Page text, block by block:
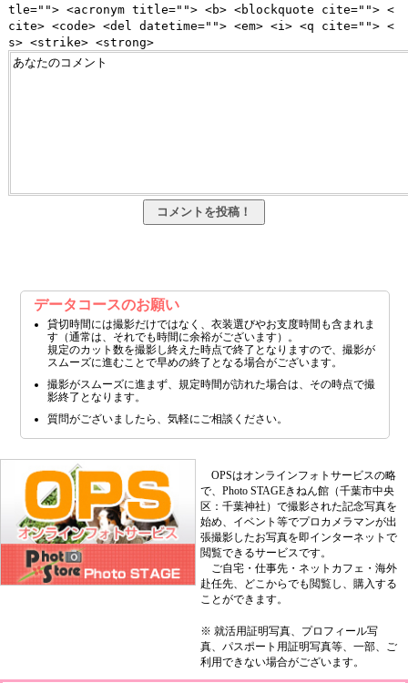
tle=""> <acronym title=""> <b> <blockquote cite=""> <
cite> <code> <del datetime=""> <em> <i> <q cite=""> <
s> <strike> <strong>
データコースのお願い
貸切時間には撮影だけではなく、衣装選びやお支度時間も含まれま
す（通常は、それでも時間に余裕がございます）。
規定のカット数を撮影し終えた時点で終了となりますので、撮影が
スムーズに進むことで早めの終了となる場合がございます。
撮影がスムーズに進まず、規定時間が訪れた場合は、その時点で撮
影終了となります。
質問がございましたら、気軽にご相談ください。
OPSはオンラインフォトサービスの略
で、Photo STAGEきねん館（千葉市中央
区：千葉神社）で撮影された記念写真を
始め、イベント等でプロカメラマンが出
張撮影したお写真を即インターネットで
閲覧できるサービスです。
ご自宅・仕事先・ネットカフェ・海外
赴任先、どこからでも閲覧し、購入する
ことができます。
※ 就活用証明写真、プロフィール写
真、パスポート用証明写真等、一部、ご
利用できない場合がございます。